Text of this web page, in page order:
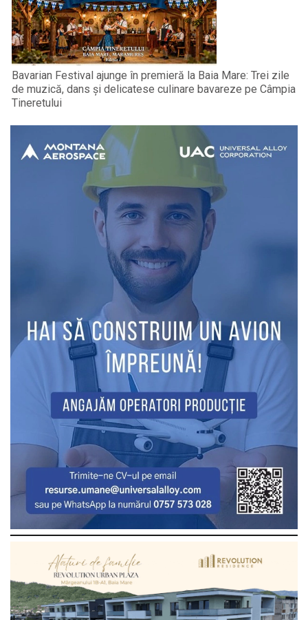
Bavarian Festival ajunge în premieră la Baia Mare: Trei zile
de muzică, dans și delicatese culinare bavareze pe Câmpia
Tineretului